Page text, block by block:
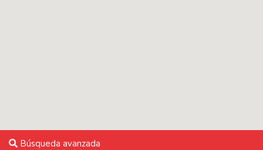
Búsqueda avanzada